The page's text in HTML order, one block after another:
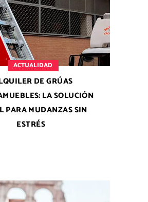
ACTUALIDAD
DE GRÚAS
LA SOLUCIÓN
PARA MUDANZAS SIN
ESTRÉS